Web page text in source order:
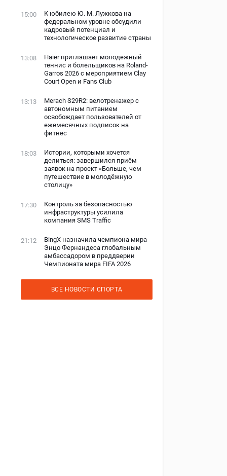
15:00
К юбилею Ю. М. Лужкова на
федеральном уровне обсудили
кадровый потенциал и
технологическое развитие страны
13:08
Haier приглашает молодежный
теннис и болельщиков на Roland-
Garros 2026 с мероприятием Clay
Court Open и Fans Club
13:13
Merach S29R2: велотренажер с
автономным питанием
освобождает пользователей от
ежемесячных подписок на
фитнес
18:03
Истории, которыми хочется
делиться: завершился приём
заявок на проект «Больше, чем
путешествие в молодёжную
столицу»
17:30
Контроль за безопасностью
инфраструктуры усилила
компания SMS Traffic
21:12
BingX назначила чемпиона мира
Энцо Фернандеса глобальным
амбассадором в преддверии
Чемпионата мира FIFA 2026
ВСЕ НОВОСТИ СПОРТА